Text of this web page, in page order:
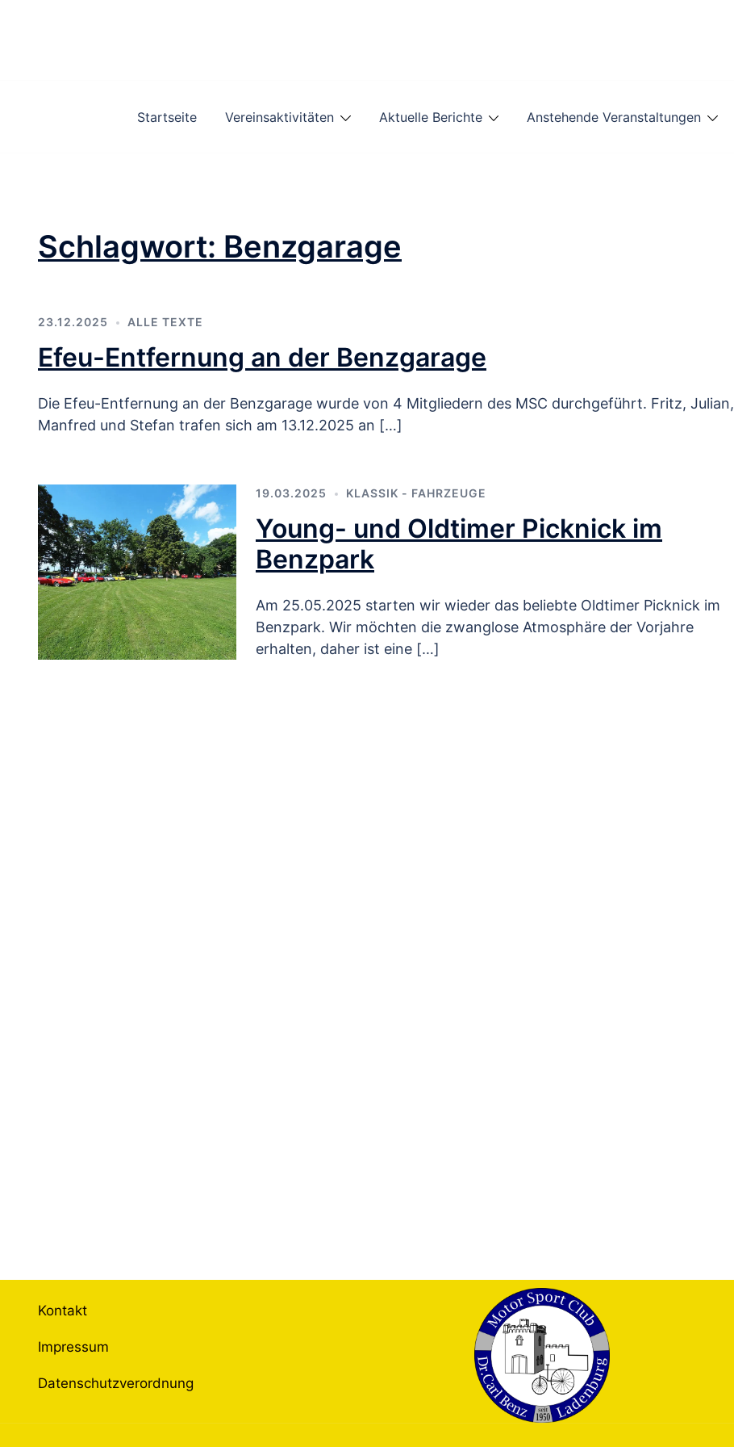
Startseite Vereinsaktivitäten Aktuelle Berichte Anstehende Veranstaltungen
Schlagwort: Benzgarage
23.12.2025 ALLE TEXTE
Efeu-Entfernung an der Benzgarage
Die Efeu-Entfernung an der Benzgarage wurde von 4 Mitgliedern des MSC durchgeführt. Fritz, Julian,
Manfred und Stefan trafen sich am 13.12.2025 an […]
19.03.2025 KLASSIK - FAHRZEUGE
Young- und Oldtimer Picknick im
Benzpark
Am 25.05.2025 starten wir wieder das beliebte Oldtimer Picknick im
Benzpark. Wir möchten die zwanglose Atmosphäre der Vorjahre
erhalten, daher ist eine […]
Kontakt
Impressum
Datenschutzverordnung